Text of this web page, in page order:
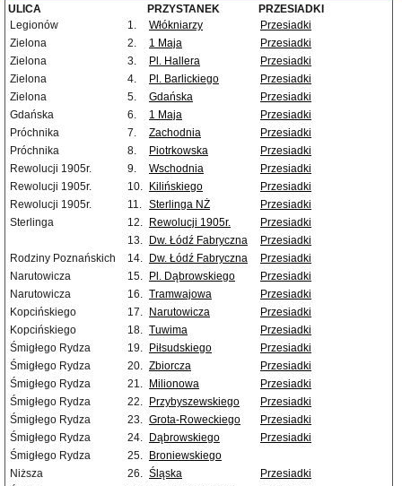
ULICA PRZYSTANEK
PRZESIADKI
Legionów
1. Włókniarzy
Przesiadki
Zielona
2. 1 Maja
Przesiadki
Zielona
3. Pl. Hallera
Przesiadki
Zielona
4. Pl. Barlickiego
Przesiadki
Zielona
5. Gdańska
Przesiadki
Gdańska
6. 1 Maja
Przesiadki
Próchnika
7. Zachodnia
Przesiadki
Próchnika
8. Piotrkowska
Przesiadki
Rewolucji 1905r.
9. Wschodnia
Przesiadki
Rewolucji 1905r.
10. Kilińskiego
Przesiadki
Rewolucji 1905r.
11. Sterlinga NŻ
Przesiadki
Sterlinga
12. Rewolucji 1905r.
Przesiadki
13.
Dw. Łódź Fabryczna
Przesiadki
Rodziny Poznańskich
14. Dw. Łódź Fabryczna
Przesiadki
Narutowicza
15. Pl. Dąbrowskiego
Przesiadki
Narutowicza
16. Tramwajowa
Przesiadki
Kopcińskiego
17. Narutowicza
Przesiadki
Kopcińskiego
18. Tuwima
Przesiadki
Śmigłego Rydza
19. Piłsudskiego
Przesiadki
Śmigłego Rydza
20. Zbiorcza
Przesiadki
Śmigłego Rydza
21. Milionowa
Przesiadki
Śmigłego Rydza
22. Przybyszewskiego
Przesiadki
Śmigłego Rydza
23. Grota-Roweckiego
Przesiadki
Śmigłego Rydza
24. Dąbrowskiego
Przesiadki
Śmigłego Rydza
25.
Broniewskiego
Niższa
26. Śląska
Przesiadki